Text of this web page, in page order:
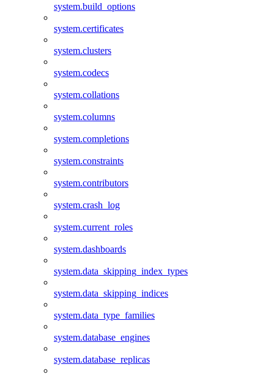
system.build_options
system.certificates
system.clusters
system.codecs
system.collations
system.columns
system.completions
system.constraints
system.contributors
system.crash_log
system.current_roles
system.dashboards
system.data_skipping_index_types
system.data_skipping_indices
system.data_type_families
system.database_engines
system.database_replicas